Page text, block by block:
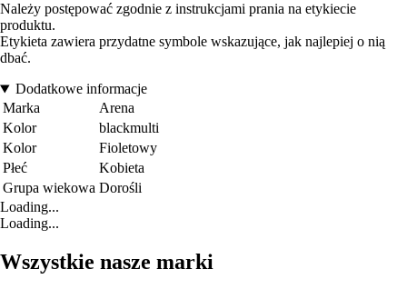
Należy postępować zgodnie z instrukcjami prania na etykiecie
produktu.
Etykieta zawiera przydatne symbole wskazujące, jak najlepiej o nią
dbać.
Dodatkowe informacje
Marka
Arena
Kolor
blackmulti
Kolor
Fioletowy
Płeć
Kobieta
Grupa wiekowa Dorośli
Loading...
Loading...
Wszystkie nasze marki